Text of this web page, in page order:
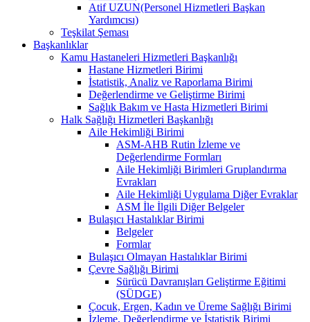
Atif UZUN(Personel Hizmetleri Başkan
Yardımcısı)
Teşkilat Şeması
Başkanlıklar
Kamu Hastaneleri Hizmetleri Başkanlığı
Hastane Hizmetleri Birimi
İstatistik, Analiz ve Raporlama Birimi
Değerlendirme ve Geliştirme Birimi
Sağlık Bakım ve Hasta Hizmetleri Birimi
Halk Sağlığı Hizmetleri Başkanlığı
Aile Hekimliği Birimi
ASM-AHB Rutin İzleme ve
Değerlendirme Formları
Aile Hekimliği Birimleri Gruplandırma
Evrakları
Aile Hekimliği Uygulama Diğer Evraklar
ASM İle İlgili Diğer Belgeler
Bulaşıcı Hastalıklar Birimi
Belgeler
Formlar
Bulaşıcı Olmayan Hastalıklar Birimi
Çevre Sağlığı Birimi
Sürücü Davranışları Geliştirme Eğitimi
(SÜDGE)
Çocuk, Ergen, Kadın ve Üreme Sağlığı Birimi
İzleme, Değerlendirme ve İstatistik Birimi